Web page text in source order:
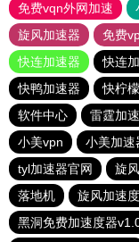
免费vqn外网加速
旋风加速器
免费
快连加速器
快连
快鸭加速器
快柠
软件中心
雷霆加速
小美vpn
小美加速
tyl加速器官网
旋
落地机
旋风加速
黑洞免费加速度器